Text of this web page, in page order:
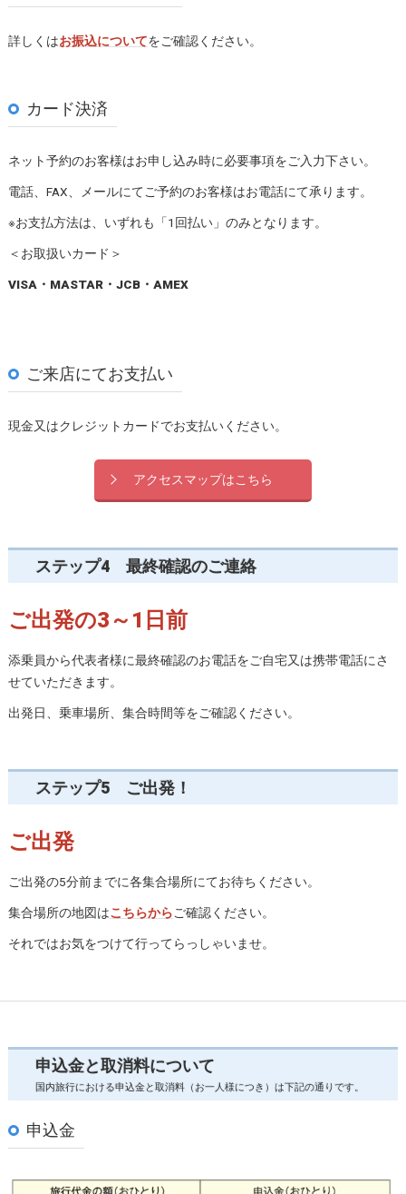
詳しくはお振込についてをご確認ください。
カード決済
ネット予約のお客様はお申し込み時に必要事項をご入力下さい。
電話、FAX、メールにてご予約のお客様はお電話にて承ります。
※お支払方法は、いずれも「1回払い」のみとなります。
＜お取扱いカード＞
VISA・MASTAR・JCB・AMEX
ご来店にてお支払い
現金又はクレジットカードでお支払いください。
アクセスマップはこちら
ステップ4 最終確認のご連絡
ご出発の3～1日前
添乗員から代表者様に最終確認のお電話をご自宅又は携帯電話にさ
せていただきます。
出発日、乗車場所、集合時間等をご確認ください。
ステップ5 ご出発！
ご出発
ご出発の5分前までに各集合場所にてお待ちください。
集合場所の地図はこちらからご確認ください。
それではお気をつけて行ってらっしゃいませ。
申込金と取消料について
国内旅行における申込金と取消料（お一人様につき）は下記の通りです。
申込金